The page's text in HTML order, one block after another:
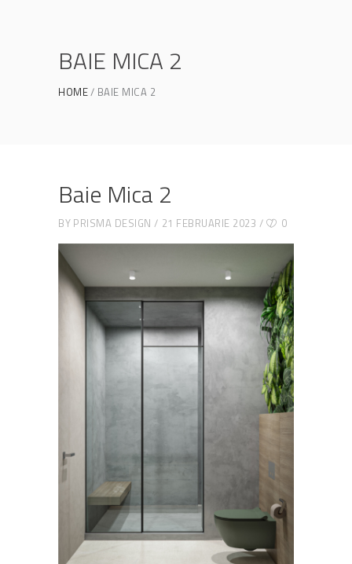
BAIE MICA 2
HOME BAIE MICA 2
Baie Mica 2
BY PRISMA DESIGN 21 FEBRUARIE 2023 0